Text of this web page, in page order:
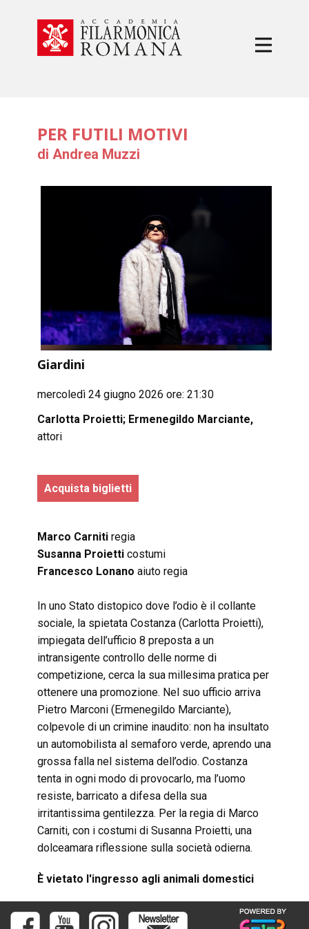
PER FUTILI MOTIVI
di Andrea Muzzi
Giardini
mercoledì 24 giugno 2026 ore: 21:30
Carlotta Proietti; Ermenegildo Marciante,
attori
Acquista biglietti
Marco Carniti regia
Susanna Proietti costumi
Francesco Lonano aiuto regia
In uno Stato distopico dove l’odio è il collante
sociale, la spietata Costanza (Carlotta Proietti),
impiegata dell’ufficio 8 preposta a un
intransigente controllo delle norme di
competizione, cerca la sua millesima pratica per
ottenere una promozione. Nel suo ufficio arriva
Pietro Marconi (Ermenegildo Marciante),
colpevole di un crimine inaudito: non ha insultato
un automobilista al semaforo verde, aprendo una
grossa falla nel sistema dell’odio. Costanza
tenta in ogni modo di provocarlo, ma l’uomo
resiste, barricato a difesa della sua
irritantissima gentilezza. Per la regia di Marco
Carniti, con i costumi di Susanna Proietti, una
dolceamara riflessione sulla società odierna.
È vietato l'ingresso agli animali domestici